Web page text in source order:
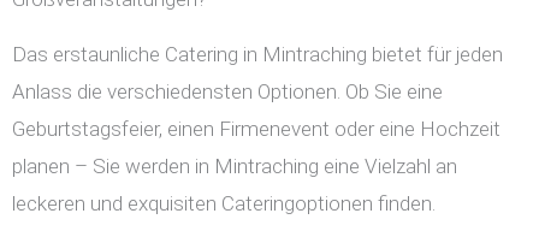
Das erstaunliche Catering in Mintraching bietet für jeden
Anlass die verschiedensten Optionen. Ob Sie eine
Geburtstagsfeier, einen Firmenevent oder eine Hochzeit
planen – Sie werden in Mintraching eine Vielzahl an
leckeren und exquisiten Cateringoptionen finden.